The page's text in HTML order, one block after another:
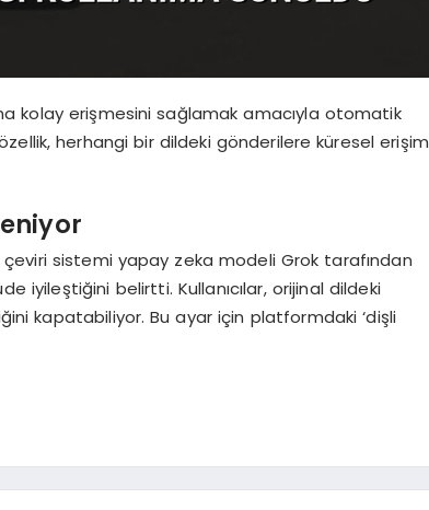
kolay erişmesini sağlamak amacıyla otomatik
herhangi bir dildeki gönderilere küresel erişim
çeviri sistemi yapay zeka modeli Grok tarafından
iyileştiğini belirtti. Kullanıcılar, orijinal dildeki
kapatabiliyor. Bu ayar için platformdaki ‘dişli